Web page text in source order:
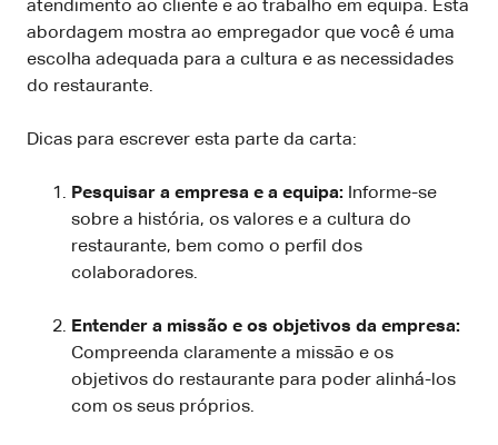
atendimento ao cliente e ao trabalho em equipa. Esta
abordagem mostra ao empregador que você é uma
escolha adequada para a cultura e as necessidades
do restaurante.
Dicas para escrever esta parte da carta:
Pesquisar a empresa e a equipa: Informe-se
sobre a história, os valores e a cultura do
restaurante, bem como o perfil dos
colaboradores.
Entender a missão e os objetivos da empresa:
Compreenda claramente a missão e os
objetivos do restaurante para poder alinhá-los
com os seus próprios.